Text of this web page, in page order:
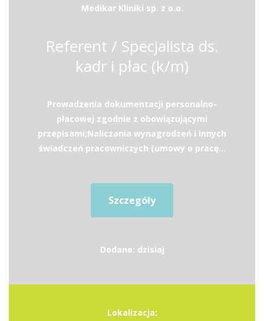
Medikar Kliniki sp. z o.o.
Referent / Specjalista ds.
kadr i płac (k/m)
Prowadzenia dokumentacji personalno-
płacowej zgodnie z obowiązującymi
przepisami;Naliczania wynagrodzeń i innych
świadczeń pracowniczych (umowy o pracę...
Szczegóły
Dodane: dzisiaj
Lokalizacja: